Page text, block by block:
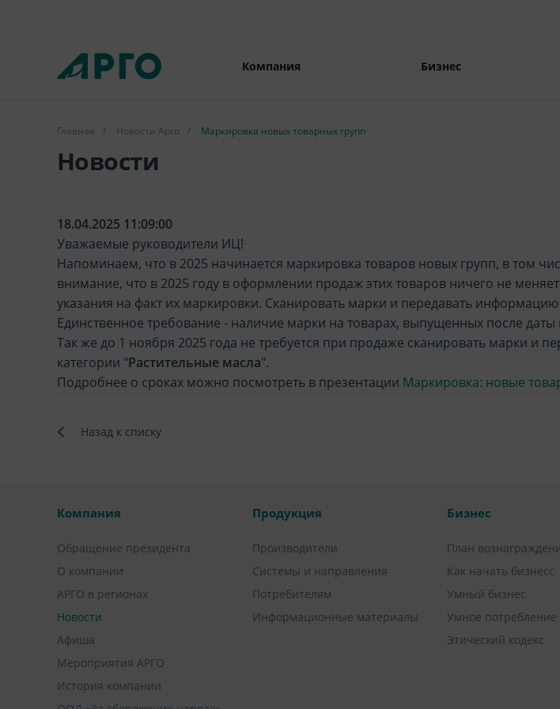
Компания Бизнес
Главная / Новости Арго / Маркировка новых товарных групп
Новости
18.04.2025 11:09:00
Уважаемые руководители ИЦ!
Напоминаем, что в 2025 начинается маркировка товаров новых групп, в том
внимание, что в 2025 году в оформлении продаж этих товаров ничего не
указания на факт их маркировки. Сканировать марки и передавать
Единственное требование - наличие марки на товарах, выпущенных после
Так же до 1 ноября 2025 года не требуется при продаже сканировать марки и
категории "Растительные масла".
Подробнее о сроках можно посмотреть в презентации Маркировка: новые
Назад к списку
Компания
Обращение президента
О компании
АРГО в регионах
Новости
Афиша
Мероприятия АРГО
История компании
Продукция
Производители
Системы и направления
Потребителям
Информационные материалы
Бизнес
План
Как начать бизнесс
Умный бизнес
Умное потребление
Этический кодекс